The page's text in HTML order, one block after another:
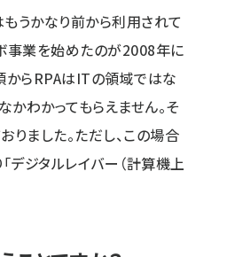
うかなり前から利用されて
事業を始めたのが2008年に
からRPAはITの領域ではな
かわかってもらえません。そ
りました。ただし、この場合
デジタルレイバー（計算機上